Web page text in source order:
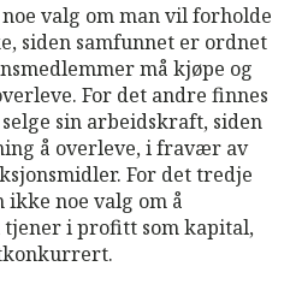
valg om man vil forholde
siden samfunnet er ordnet
må kjøpe og
For det andre finnes
sin arbeidskraft, siden
å overleve, i fravær av
For det tredje
noe valg om å
i profitt som kapital,